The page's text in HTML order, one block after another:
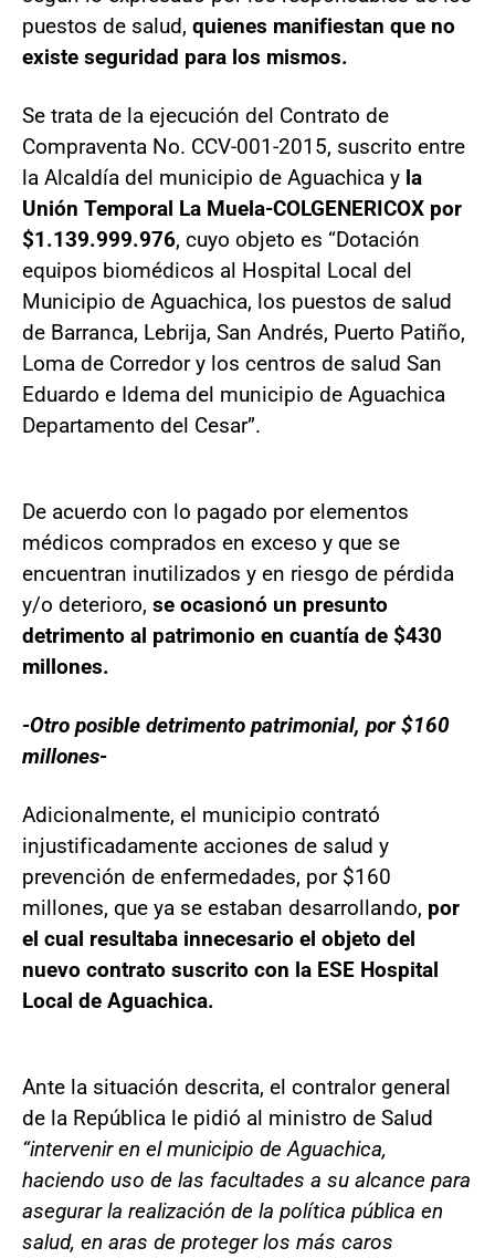
puestos de salud, quienes manifiestan que no
existe seguridad para los mismos.
Se trata de la ejecución del Contrato de
Compraventa No. CCV-001-2015, suscrito entre
la Alcaldía del municipio de Aguachica y la
Unión Temporal La Muela-COLGENERICOX por
$1.139.999.976, cuyo objeto es “Dotación
equipos biomédicos al Hospital Local del
Municipio de Aguachica, los puestos de salud
de Barranca, Lebrija, San Andrés, Puerto Patiño,
Loma de Corredor y los centros de salud San
Eduardo e Idema del municipio de Aguachica
Departamento del Cesar”.
De acuerdo con lo pagado por elementos
médicos comprados en exceso y que se
encuentran inutilizados y en riesgo de pérdida
y/o deterioro, se ocasionó un presunto
detrimento al patrimonio en cuantía de $430
millones.
-Otro posible detrimento patrimonial, por $160
millones-
Adicionalmente, el municipio contrató
injustificadamente acciones de salud y
prevención de enfermedades, por $160
millones, que ya se estaban desarrollando, por
el cual resultaba innecesario el objeto del
nuevo contrato suscrito con la ESE Hospital
Local de Aguachica.
Ante la situación descrita, el contralor general
de la República le pidió al ministro de Salud
“intervenir en el municipio de Aguachica,
haciendo uso de las facultades a su alcance para
asegurar la realización de la política pública en
salud, en aras de proteger los más caros